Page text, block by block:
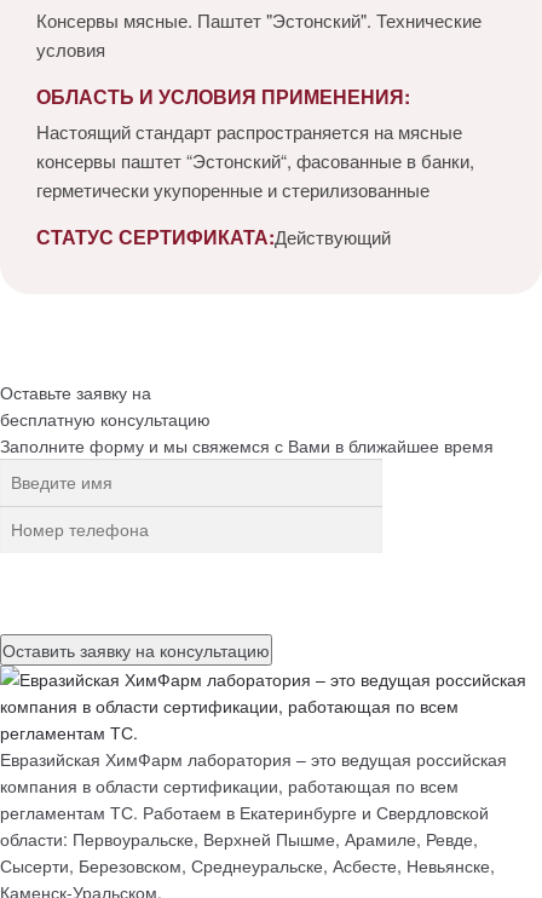
Консервы мясные. Паштет "Эстонский". Технические
условия
ОБЛАСТЬ И УСЛОВИЯ ПРИМЕНЕНИЯ:
Настоящий стандарт распространяется на мясные
консервы паштет “Эстонский“, фасованные в банки,
герметически укупоренные и стерилизованные
СТАТУС СЕРТИФИКАТА:Действующий
Оставьте заявку на
бесплатную консультацию
Заполните форму и мы свяжемся с Вами в ближайшее время
Евразийская ХимФарм лаборатория – это ведущая российская
компания в области сертификации, работающая по всем
регламентам ТС. Работаем в Екатеринбурге и Свердловской
области: Первоуральске, Верхней Пышме, Арамиле, Ревде,
Сысерти, Березовском, Среднеуральске, Асбесте, Невьянске,
Каменск-Уральском.